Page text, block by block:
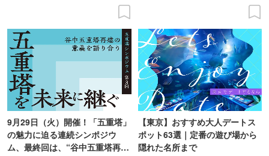
9月29日（火）開催！「五重塔」
の魅力に迫る連続シンポジウ
ム、最終回は、“谷中五重塔再建
【東京】おすすめ大人デートス
ポット63選｜定番の遊び場から
隠れた名所まで